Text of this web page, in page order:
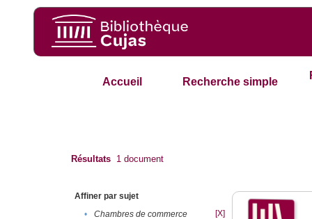
Accueil Recherche simple
Résultats 1 document
Affiner par sujet
•
Chambres de commerce
[X]